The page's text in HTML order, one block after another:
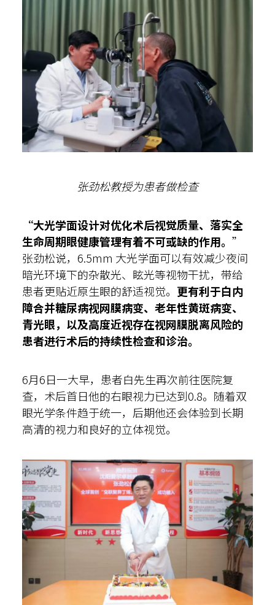
张劲松教授为患者做检查
“大光学面设计对优化术后视觉质量、落实全
生命周期眼健康管理有着不可或缺的作用。 ”
张劲松说，6.5mm 大光学面可以有效减少夜间
暗光环境下的杂散光、眩光等视物干扰，带给
患者更贴近原生眼的舒适视觉。 更有利于白内
障合并糖尿病视网膜病变、老年性黄斑病变、
青光眼，以及高度近视存在视网膜脱离风险的
患者进行术后的持续性检查和诊治。
6月6日一大早，患者白先生再次前往医院复
查，术后首日他的右眼视力已达到0.8。随着双
眼光学条件趋于统一，后期他还会体验到长期
高清的视力和良好的立体视觉。